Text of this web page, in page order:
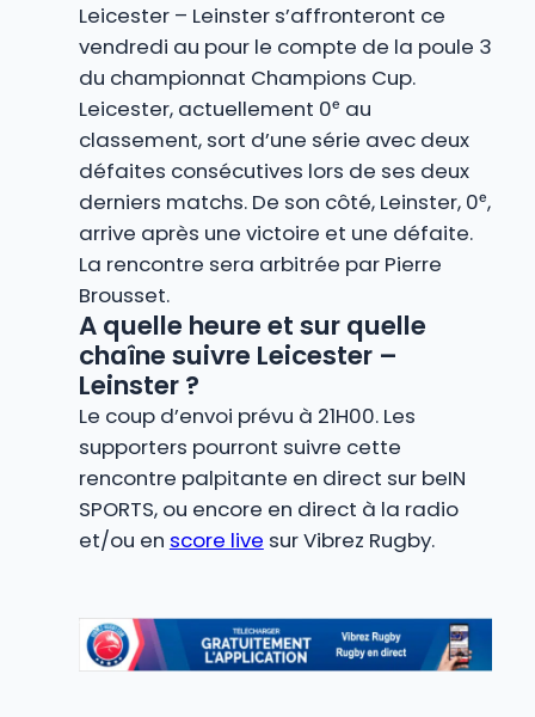
Leicester – Leinster s’affronteront ce
vendredi au pour le compte de la poule 3
du championnat Champions Cup.
Leicester, actuellement 0ᵉ au
classement, sort d’une série avec deux
défaites consécutives lors de ses deux
derniers matchs. De son côté, Leinster, 0ᵉ,
arrive après une victoire et une défaite.
La rencontre sera arbitrée par Pierre
Brousset.
A quelle heure et sur quelle
chaîne suivre Leicester –
Leinster ?
Le coup d’envoi prévu à 21H00. Les
supporters pourront suivre cette
rencontre palpitante en direct sur beIN
SPORTS, ou encore en direct à la radio
et/ou en score live sur Vibrez Rugby.